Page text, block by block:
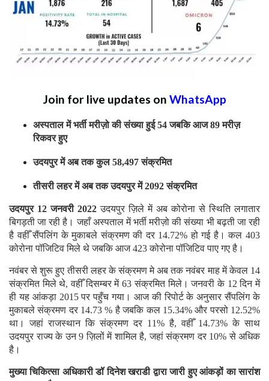
Join for live updates onWhatsApp
अस्पताल में भर्ती मरीज़ो की संख्या हुई 54 जबकि आज 89 मरीज़
रिकवर हुए
उदयपुर में अब तक कुल 58,497 संक्रमित
तीसरी लहर में अब तक उदयपुर में 2092 संक्रमित
उदयपुर 12 जनवरी 2022 उदयपुर ज़िले में अब कोरोना से स्थिति लगातार
बिगड़ती जा रही है। जहाँ अस्पताल में भर्ती मरीज़ो की संख्या भी बढ़ती जा रही
है वहीँ सैंपलिंग के मुकाबले संक्रमण की दर 14.72% हो गई है। कल 403
कोरोना पॉजिटिव मिले थे जबकि आज 423 कोरोना पॉजिटिव पाए गए है।
नवंबर से शुरू हुए तीसरी लहर के संक्रमण मे अब तक नवंबर माह में केवल 14
संक्रमित मिले थे, वहीँ दिसम्बर में 63 संक्रमित मिले। जनवरी के 12 दिन में
ही यह आंकड़ा 2015 पर पहुँच गया। आज की रिपोर्ट के अनुसार सैंपलिंग के
मुकाबले संक्रमण दर 14.73 % है जबकि कल 15.34% और परसो 12.52%
था। जहां राजस्थान कि संक्रमण दर 11% है, वहीँ 14.73% के साथ
उदयपुर राज्य के उन 9 ज़िलों में शामिल है, जहां संक्रमण दर 10% से अधिक
है।
मुख्या चिकित्सा अधिकारी डॉ दिनेश खराडी द्वारा जारी हुए आंकड़ों का सारांश